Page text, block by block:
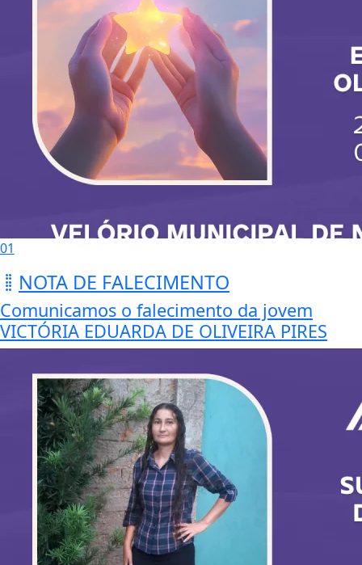
01
NOTA DE FALECIMENTO
Comunicamos o falecimento da jovem
VICTÓRIA EDUARDA DE OLIVEIRA PIRES